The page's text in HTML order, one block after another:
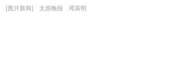
[图片新闻] 太原晚报 邓寅明